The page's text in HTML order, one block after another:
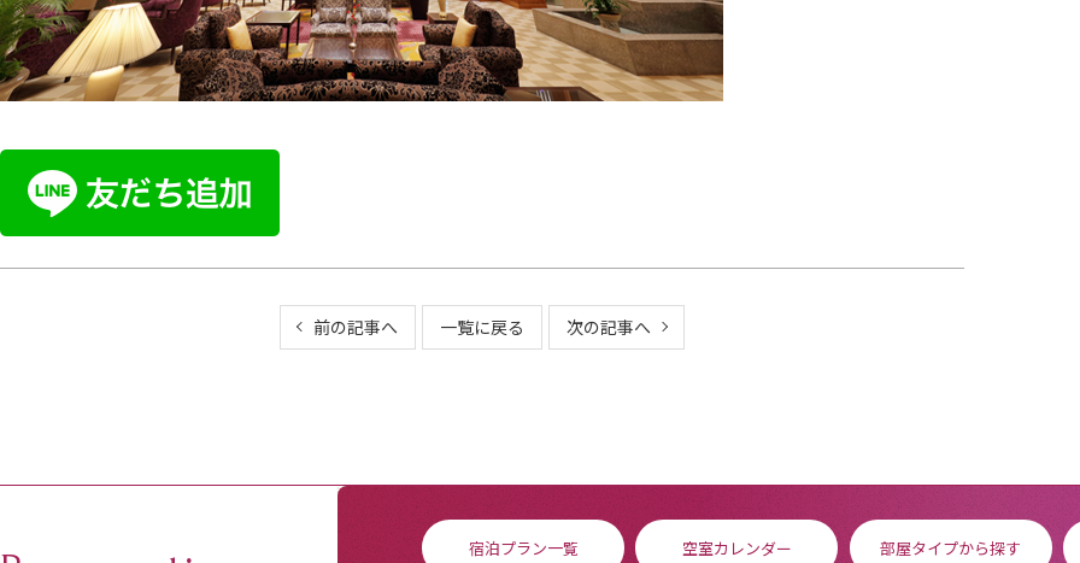
前の記事へ 一覧に戻る 次の記事へ
宿泊プラン一覧 空室カレンダー 部屋タイプから探す